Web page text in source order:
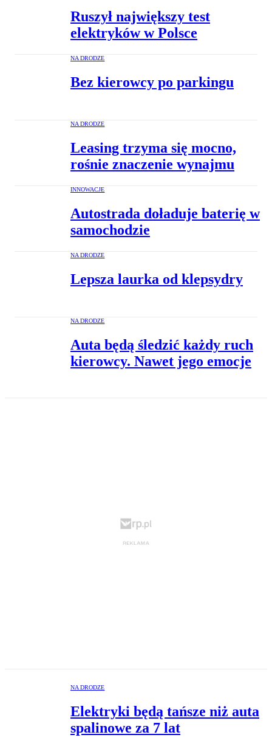
Ruszył największy test
elektryków w Polsce
NA DRODZE
Bez kierowcy po parkingu
NA DRODZE
Leasing trzyma się mocno,
rośnie znaczenie wynajmu
INNOWACJE
Autostrada doładuje baterię w
samochodzie
NA DRODZE
Lepsza laurka od klepsydry
NA DRODZE
Auta będą śledzić każdy ruch
kierowcy. Nawet jego emocje
NA DRODZE
Elektryki będą tańsze niż auta
spalinowe za 7 lat